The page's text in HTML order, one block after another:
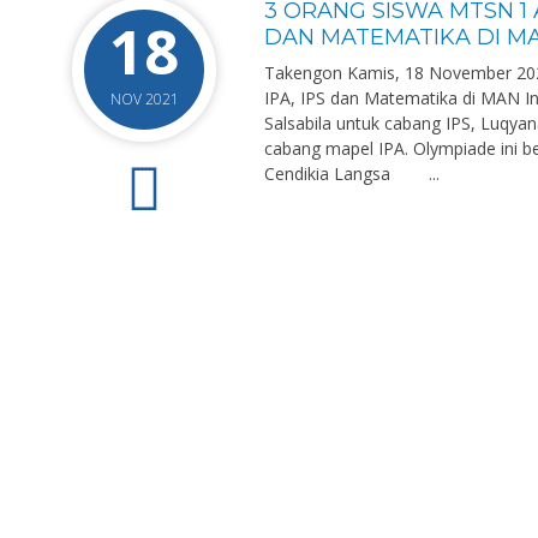
18
NOV 2021
3 ORANG SISWA MTSN
DAN MATEMATIKA DI
Takengon Kamis, 18 November
IPA, IPS dan Matematika di MAN
Salsabila untuk cabang IPS,
cabang mapel IPA. Olympiade ini
Cendikia Langsa ...